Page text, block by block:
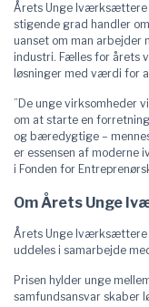
Årets Unge
stigende grad handler
uanset om man arbejder
industri. Fælles for årets
løsninger med værdi for
”De unge virksomheder
om at starte en
og bæredygtige –
er essensen af moderne
i Fonden for
Om Årets Unge
Årets Unge Iværksættere
uddeles i samarbejde
Prisen hylder unge
samfundsansvar skaber